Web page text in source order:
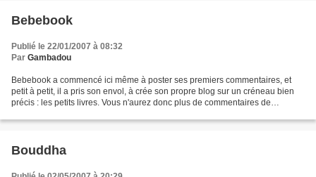
Bebebook
Publié le 22/01/2007 à 08:32
Par Gambadou
Bebebook a commencé ici même à poster ses premiers commentaires, et
petit à petit, il a pris son envol, à crée son propre blog sur un créneau bien
précis : les petits livres. Vous n'aurez donc plus de commentaires de
Bouddha